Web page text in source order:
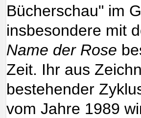
Bücherschau" im
insbesondere mit
Name der Rose
Zeit. Ihr aus
bestehender
vom Jahre 1989